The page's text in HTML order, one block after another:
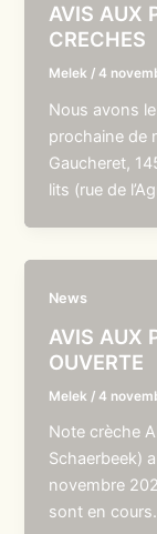
AVIS AUX
CRECHES
Melek /4
Nous avons
prochaine de
Gaucheret,
lits (rue de
News
AVIS AUX
OUVERTE
Melek /4
Note crèche
Schaerbeek)
novembre
sont en cours.